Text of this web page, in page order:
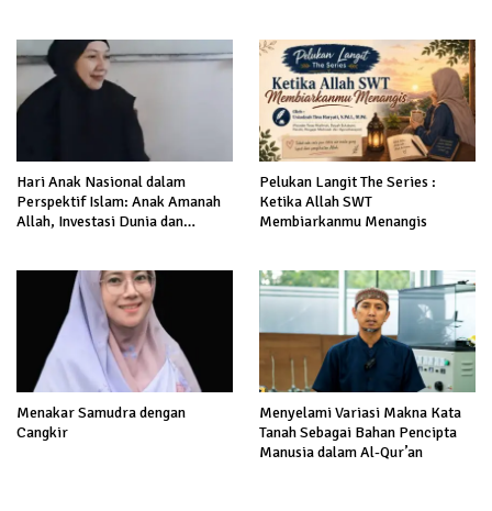
Hari Anak Nasional dalam
Perspektif Islam: Anak Amanah
Allah, Investasi Dunia dan
Pelukan Langit The Series :
Ketika Allah SWT
Membiarkanmu Menangis
Menakar Samudra dengan
Cangkir
Menyelami Variasi Makna Kata
Tanah Sebagai Bahan Pencipta
Manusia dalam Al-Qur’an